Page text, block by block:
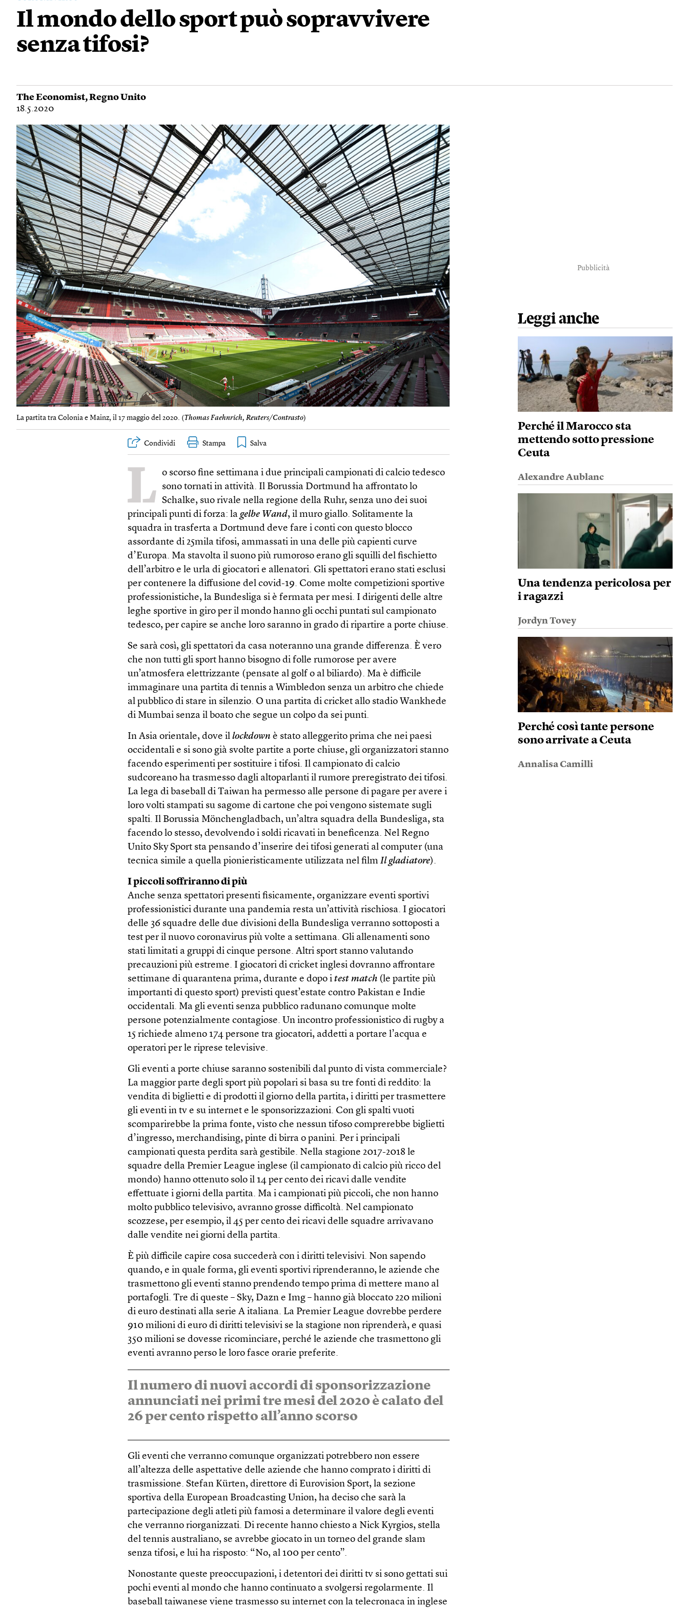
Il mondo dello sport può sopravvivere
senza tifosi?
The Economist,Regno Unito
18.5.2020
La partita tra Colonia e Mainz, il 17 maggio del 2020. (Thomas Faehnrich, Reuters/Contrasto)
Condividi Stampa
L o scorso fine settimana i due principali campionati di calcio tedesco
sono tornati in attività. Il Borussia Dortmund ha affrontato lo
Schalke, suo rivale nella regione della Ruhr, senza uno dei suoi
principali punti di forza: lagelbe Wand, il muro giallo. Solitamente la
squadra in trasferta a Dortmund deve fare i conti con questo blocco
assordante di 25mila tifosi, ammassati in una delle più capienti curve
d’Europa. Ma stavolta il suono più rumoroso erano gli squilli del fischietto
dell’arbitro e le urla di giocatori e allenatori. Gli spettatori erano stati esclusi
per contenere la diffusione del covid-19. Come molte competizioni sportive
professionistiche, la Bundesliga si è fermata per mesi. I dirigenti delle altre
leghe sportive in giro per il mondo hanno gli occhi puntati sul campionato
tedesco, per capire se anche loro saranno in grado di ripartire a porte chiuse.
Se sarà così, gli spettatori da casa noteranno una grande differenza. È vero
che non tutti gli sport hanno bisogno di folle rumorose per avere
un’atmosfera elettrizzante (pensate al golf o al biliardo). Ma è difficile
immaginare una partita di tennis a Wimbledon senza un arbitro che chiede
al pubblico di stare in silenzio. O una partita di cricket allo stadio Wankhede
di Mumbai senza il boato che segue un colpo da sei punti.
In Asia orientale, dove illockdown è stato alleggerito prima che nei paesi
occidentali e si sono già svolte partite a porte chiuse, gli organizzatori stanno
facendo esperimenti per sostituire i tifosi. Il campionato di calcio
sudcoreano ha trasmesso dagli altoparlanti il rumore preregistrato dei tifosi.
La lega di baseball di Taiwan ha permesso alle persone di pagare per avere i
loro volti stampati su sagome di cartone che poi vengono sistemate sugli
spalti. Il Borussia Mönchengladbach, un’altra squadra della Bundesliga, sta
facendo lo stesso, devolvendo i soldi ricavati in beneficenza. Nel Regno
Unito Sky Sport sta pensando d’inserire dei tifosi generati al computer (una
tecnica simile a quella pionieristicamente utilizzata nel filmIl gladiatore).
I piccoli soffriranno di più
Anche senza spettatori presenti fisicamente, organizzare eventi sportivi
professionistici durante una pandemia resta un’attività rischiosa. I giocatori
delle 36 squadre delle due divisioni della Bundesliga verranno sottoposti a
test per il nuovo coronavirus più volte a settimana. Gli allenamenti sono
stati limitati a gruppi di cinque persone. Altri sport stanno valutando
precauzioni più estreme. I giocatori di cricket inglesi dovranno affrontare
settimane di quarantena prima, durante e dopo itest match (le partite più
importanti di questo sport) previsti quest’estate contro Pakistan e Indie
occidentali. Ma gli eventi senza pubblico radunano comunque molte
persone potenzialmente contagiose. Un incontro professionistico di rugby a
15 richiede almeno 174 persone tra giocatori, addetti a portare l’acqua e
operatori per le riprese televisive.
Gli eventi a porte chiuse saranno sostenibili dal punto di vista commerciale?
La maggior parte degli sport più popolari si basa su tre fonti di reddito: la
vendita di biglietti e di prodotti il giorno della partita, i diritti per trasmettere
gli eventi in tv e su internet e le sponsorizzazioni. Con gli spalti vuoti
scomparirebbe la prima fonte, visto che nessun tifoso comprerebbe biglietti
d’ingresso, merchandising, pinte di birra o panini. Per i principali
campionati questa perdita sarà gestibile. Nella stagione 2017-2018 le
squadre della Premier League inglese (il campionato di calcio più ricco del
mondo) hanno ottenuto solo il 14 per cento dei ricavi dalle vendite
effettuate i giorni della partita. Ma i campionati più piccoli, che non hanno
molto pubblico televisivo, avranno grosse difficoltà. Nel campionato
scozzese, per esempio, il 45 per cento dei ricavi delle squadre arrivavano
dalle vendite nei giorni della partita.
È più difficile capire cosa succederà con i diritti televisivi. Non sapendo
quando, e in quale forma, gli eventi sportivi riprenderanno, le aziende che
trasmettono gli eventi stanno prendendo tempo prima di mettere mano al
portafogli. Tre di queste – Sky, Dazn e Img – hanno già bloccato 220 milioni
di euro destinati alla serie A italiana. La Premier League dovrebbe perdere
910 milioni di euro di diritti televisivi se la stagione non riprenderà, e quasi
350 milioni se dovesse ricominciare, perché le aziende che trasmettono gli
eventi avranno perso le loro fasce orarie preferite.
Il numero di nuovi accordi di sponsorizzazione
annunciati nei primi tre mesi del 2020 è calato del
26 per cento rispetto all’anno scorso
Gli eventi che verranno comunque organizzati potrebbero non essere
all’altezza delle aspettative delle aziende che hanno comprato i diritti di
trasmissione. Stefan Kürten, direttore di Eurovision Sport, la sezione
sportiva della European Broadcasting Union, ha deciso che sarà la
partecipazione degli atleti più famosi a determinare il valore degli eventi
che verranno riorganizzati. Di recente hanno chiesto a Nick Kyrgios, stella
del tennis australiano, se avrebbe giocato in un torneo del grande slam
senza tifosi, e lui ha risposto: “No, al 100 per cento”.
Nonostante queste preoccupazioni, i detentori dei diritti tv si sono gettati sui
pochi eventi al mondo che hanno continuato a svolgersi regolarmente. Il
baseball taiwanese viene trasmesso su internet con la telecronaca in inglese
Pubblicità
Leggi anche
Perché il Marocco sta
mettendo sotto pressione
Ceuta
Alexandre Aublanc
Una tendenza pericolosa per
i ragazzi
Jordyn Tovey
Perché così tante persone
sono arrivate a Ceuta
Annalisa Camilli